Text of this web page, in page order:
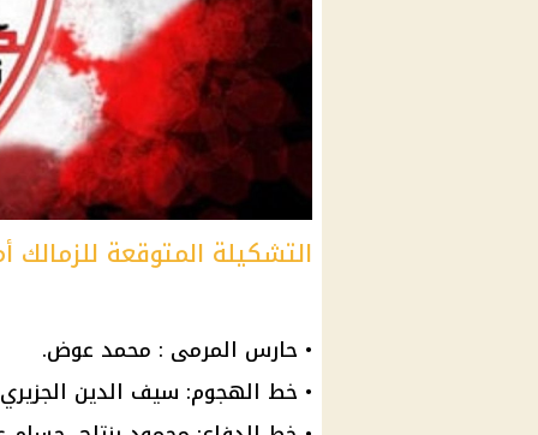
التشكيلة المتوقعة للزمالك
• حارس المرمى : محمد عوض.
• خط الهجوم: سيف الدين